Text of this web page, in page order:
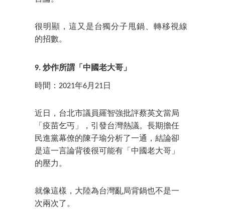
很明顯，這又是台獨分子甩鍋、轉移視線
的招數。
9. 炒作所謂「中國老大哥」
時間：2021年6月21日
近日，台北市議員羅智強批評蔡英文當局
「疫苗乞丐」，引發台灣熱議。長期擔任
民進黨幕僚的陳子瑜分析了一通，結論卻
是這一言論背後很可能有「中國老大哥」
的壓力。
就像這樣，大陸為台灣亂局背鍋也不是一
次兩次了。